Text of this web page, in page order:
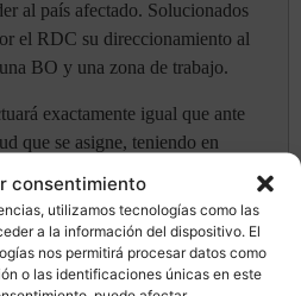
consentimiento
utilizamos tecnologías como las
a la información del dispositivo. El
nos permitirá procesar datos como
o las identificaciones únicas en este
al país afectado. Solucionados
el RDC su direccionamiento al
BO y una zona de trabajo.
exactamente igual que ante
que se asigne, teniendo en
toda la duración del
de: